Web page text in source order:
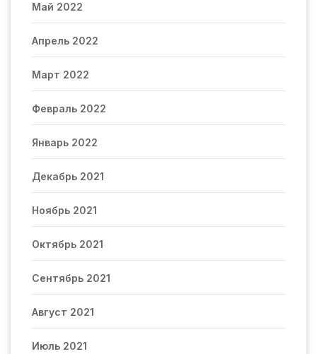
Май 2022
Апрель 2022
Март 2022
Февраль 2022
Январь 2022
Декабрь 2021
Ноябрь 2021
Октябрь 2021
Сентябрь 2021
Август 2021
Июль 2021